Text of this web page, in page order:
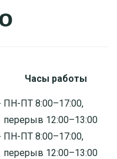
Часы работы
ПН-ПТ 8:00–17:00,
перерыв 12:00–13:00
ПН-ПТ 8:00–17:00,
перерыв 12:00–13:00